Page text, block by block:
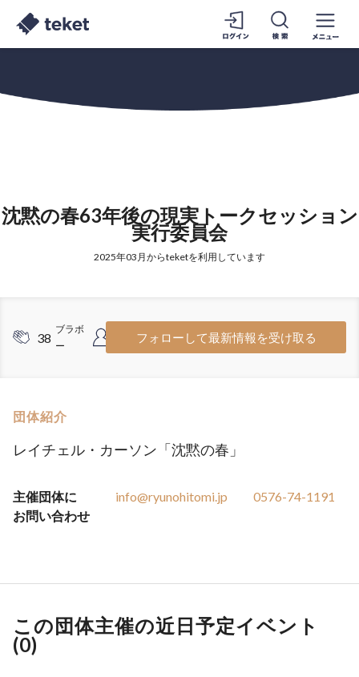
沈黙の春63年後の現実トークセッション
実行委員会
2025年03月からteketを利用しています
38
ブラボ
ー
ー
フォローして最新情報を受け取る
団体紹介
レイチェル・カーソン「沈黙の春」
主催団体に
お問い合わせ
info@ryunohitomi.jp 0576-74-1191
この団体主催の近日予定イベント
(0)